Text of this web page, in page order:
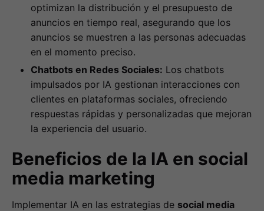
optimizan la distribución y el presupuesto de
anuncios en tiempo real, asegurando que los
anuncios se muestren a las personas adecuadas
en el momento preciso.
Chatbots en Redes Sociales: Los chatbots
impulsados por IA gestionan interacciones con
clientes en plataformas sociales, ofreciendo
respuestas rápidas y personalizadas que mejoran
la experiencia del usuario.
Beneficios de la IA en social
media marketing
Implementar IA en las estrategias de social media